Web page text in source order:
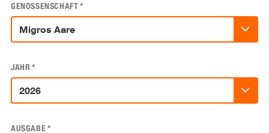
GENOSSENSCHAFT*
JAHR*
AUSGABE*